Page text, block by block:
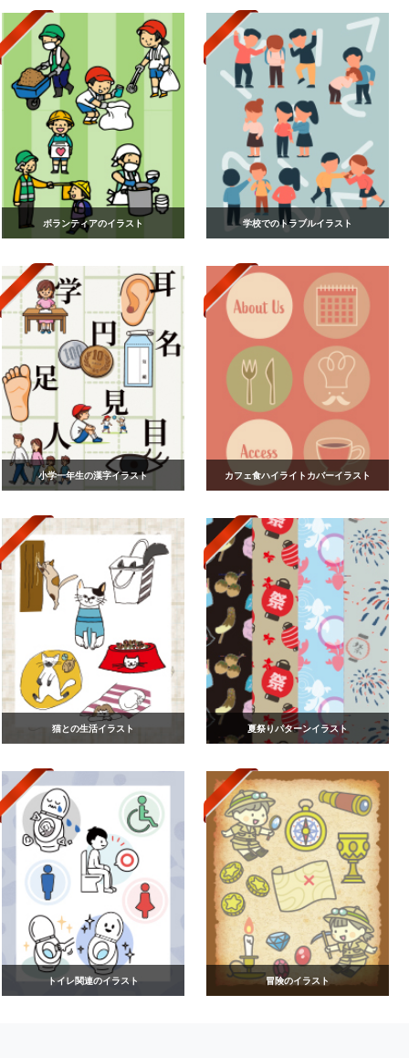
ボランティアのイラスト 学校でのトラブルイラスト
小学一年生の漢字イラスト カフェ食ハイライトカバーイラスト
猫との生活イラスト 夏祭りパターンイラスト
トイレ関連のイラスト 冒険のイラスト